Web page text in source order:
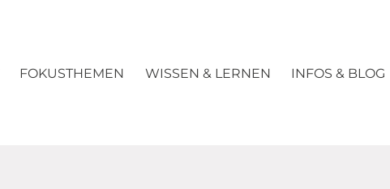
FOKUSTHEMEN WISSEN & LERNEN INFOS & BLOG